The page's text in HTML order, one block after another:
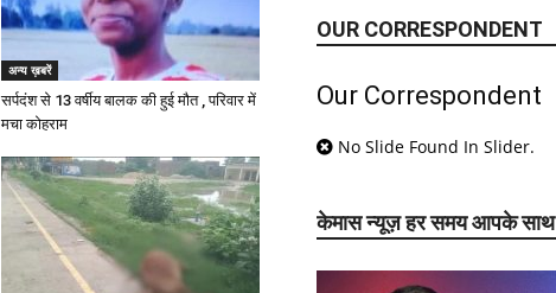
अन्य ख़बरें
सर्पदंश से 13 वर्षीय बालक की हुई मौत , परिवार में
मचा कोहराम
OUR CORRESPONDENT
Our Correspondent
No Slide Found In Slider.
केमास न्यूज़ हर समय आपके साथ